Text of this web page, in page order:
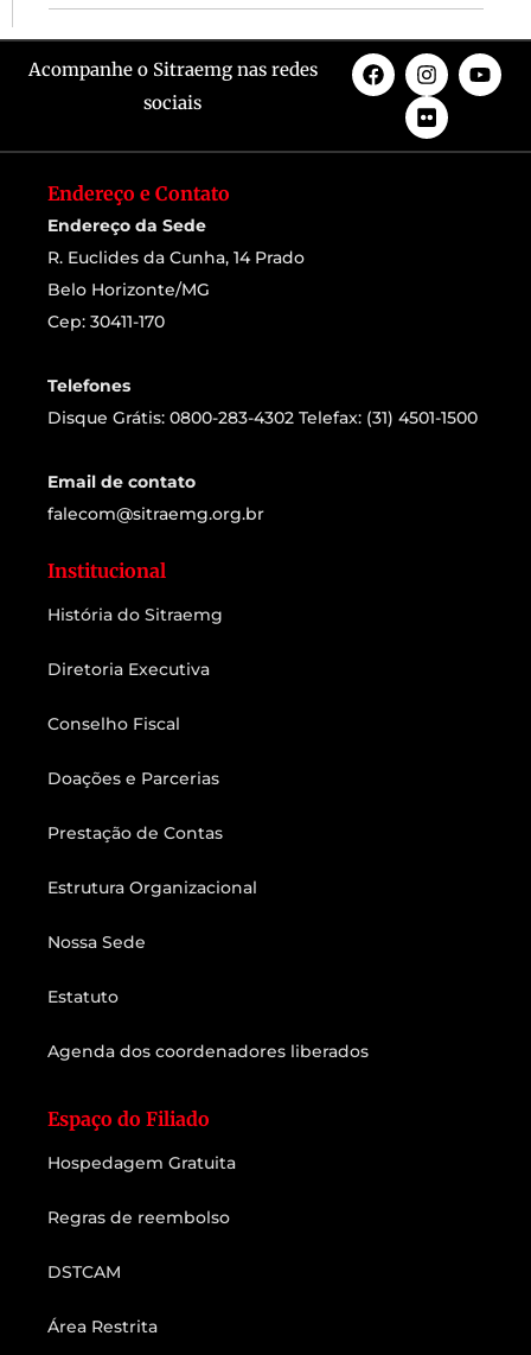
Acompanhe o Sitraemg nas redes
sociais
Endereço e Contato
Endereço da Sede
R. Euclides da Cunha, 14 Prado
Belo Horizonte/MG
Cep: 30411-170
Telefones
Disque Grátis: 0800-283-4302 Telefax: (31) 4501-1500
Email de contato
falecom@sitraemg.org.br
Institucional
História do Sitraemg
Diretoria Executiva
Conselho Fiscal
Doações e Parcerias
Prestação de Contas
Estrutura Organizacional
Nossa Sede
Estatuto
Agenda dos coordenadores liberados
Espaço do Filiado
Hospedagem Gratuita
Regras de reembolso
DSTCAM
Área Restrita